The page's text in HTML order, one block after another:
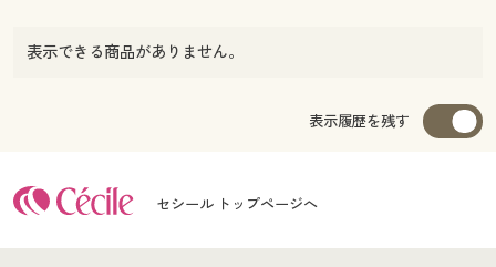
表示できる商品がありません。
表示履歴を残す
セシール トップページへ